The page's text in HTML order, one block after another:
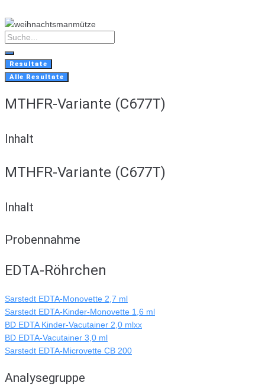
to
content
Search
...
Resultate
Alle Resultate
MTHFR-Variante (C677T)
Inhalt
MTHFR-Variante (C677T)
Inhalt
Probennahme
EDTA-Röhrchen
Sarstedt EDTA-Monovette 2,7 ml
Sarstedt EDTA-Kinder-Monovette 1,6 ml
BD EDTA Kinder-Vacutainer 2,0 mlxx
BD EDTA-Vacutainer 3,0 ml
Sarstedt EDTA-Microvette CB 200
Analysegruppe